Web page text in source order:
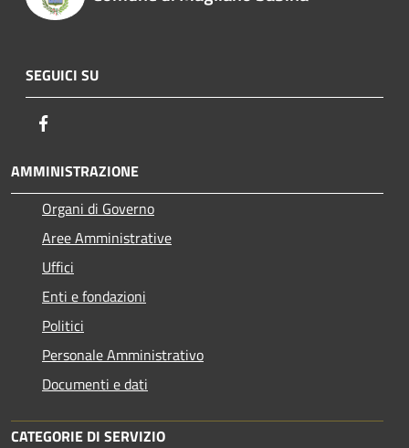
SEGUICI SU
AMMINISTRAZIONE
Organi di Governo
Aree Amministrative
Uffici
Enti e fondazioni
Politici
Personale Amministrativo
Documenti e dati
CATEGORIE DI SERVIZIO